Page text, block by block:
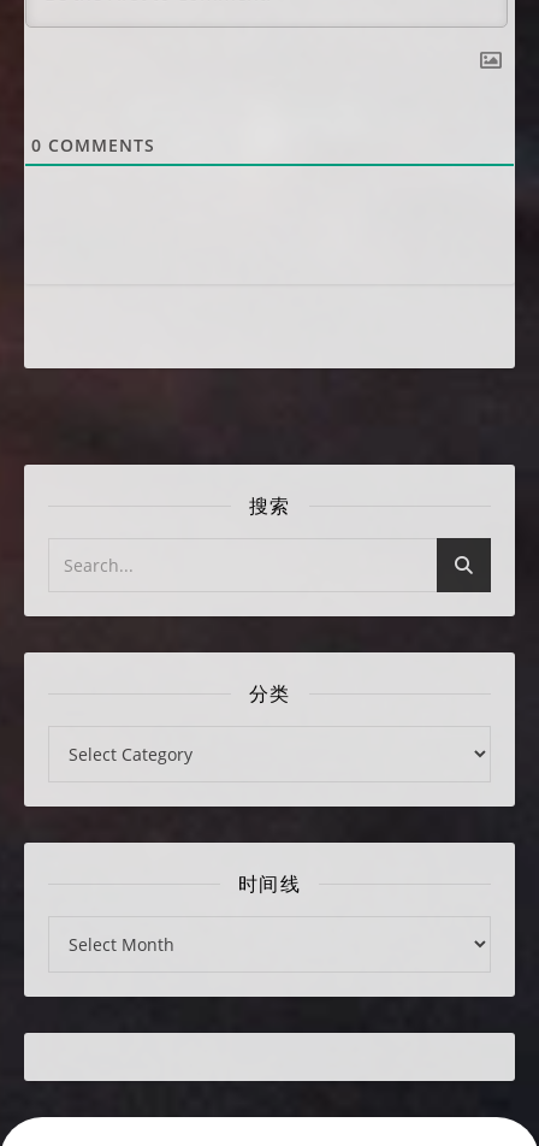
0 COMMENTS
搜索
分类
时间线